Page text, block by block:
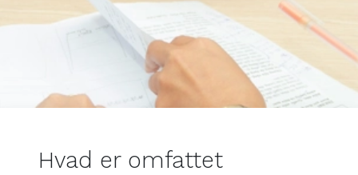
Hvad er omfattet